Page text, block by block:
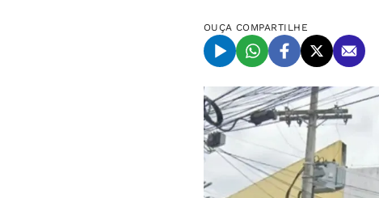
OUÇA COMPARTILHE